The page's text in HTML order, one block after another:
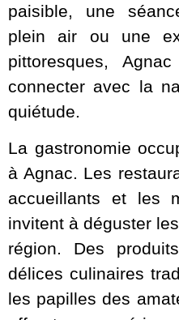
paisible, une
plein air ou une
pittoresques,
connecter avec la
quiétude.
La gastronomie
à Agnac. Les
accueillants et les
invitent à déguster
région. Des
délices culinaires
les papilles des